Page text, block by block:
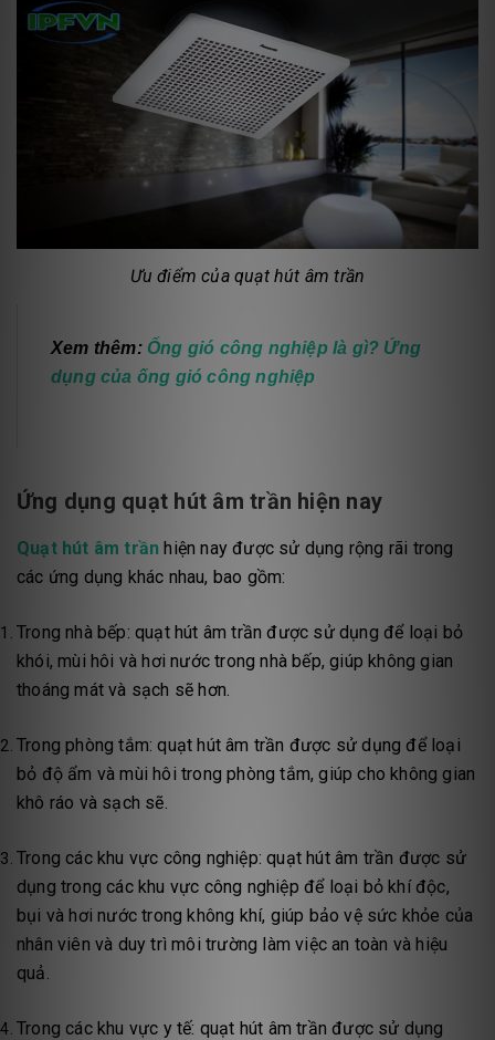
Ưu điểm của quạt hút âm trần
Xem thêm: Ống gió công nghiệp là gì? Ứng
dụng của ống gió công nghiệp
Ứng dụng quạt hút âm trần hiện nay
Quạt hút âm trần hiện nay được sử dụng rộng rãi trong
các ứng dụng khác nhau, bao gồm:
Trong nhà bếp: quạt hút âm trần được sử dụng để loại bỏ
khói, mùi hôi và hơi nước trong nhà bếp, giúp không gian
thoáng mát và sạch sẽ hơn.
Trong phòng tắm: quạt hút âm trần được sử dụng để loại
bỏ độ ẩm và mùi hôi trong phòng tắm, giúp cho không gian
khô ráo và sạch sẽ.
Trong các khu vực công nghiệp: quạt hút âm trần được sử
dụng trong các khu vực công nghiệp để loại bỏ khí độc,
bụi và hơi nước trong không khí, giúp bảo vệ sức khỏe của
nhân viên và duy trì môi trường làm việc an toàn và hiệu
quả.
Trong các khu vực y tế: quạt hút âm trần được sử dụng